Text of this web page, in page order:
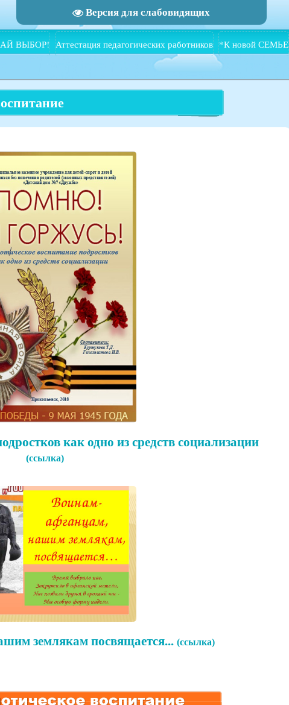
Версия для слабовидящих
ВЫБОР! Аттестация педагогических работников *К новой СЕМЬЕ
как одно из средств социализации
(ссылка)
землякам посвящается... (ссылка)